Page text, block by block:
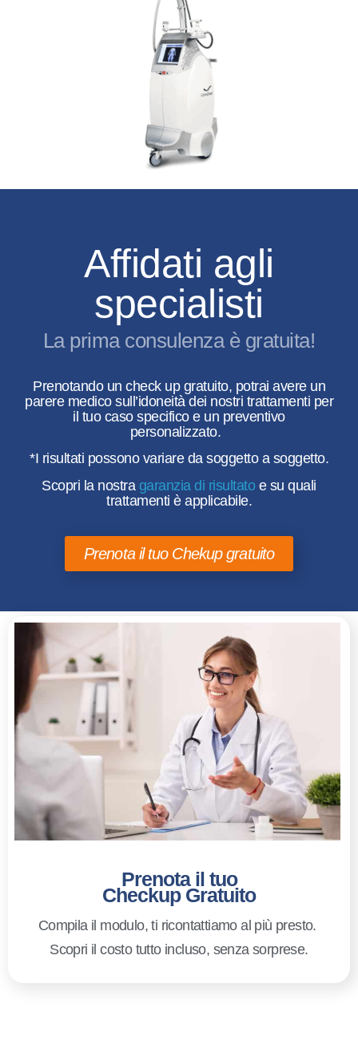
Affidati agli
specialisti
Affidati agli
specialisti
La prima consulenza è gratuita!
Prenotando un check up gratuito, potrai avere un
parere medico sull’idoneità dei nostri trattamenti per
il tuo caso specifico e un preventivo
personalizzato.
*I risultati possono variare da soggetto a soggetto.
Scopri la nostra garanzia di risultato e su quali
trattamenti è applicabile.
Prenota il tuo Chekup gratuito
Prenota il tuo
Checkup Gratuito
Compila il modulo, ti ricontattiamo al più presto.
Scopri il costo tutto incluso, senza sorprese.